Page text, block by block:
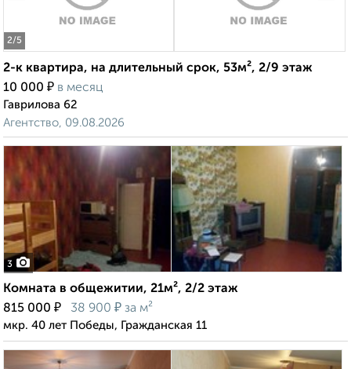
2/5
2-к квартира, на длительный срок, 53м², 2/9 этаж
10 000 ₽ в месяц
Гаврилова 62
Агентство, 09.08.2026
3
Комната в общежитии, 21м², 2/2 этаж
815 000 ₽ 38 900 ₽ за м²
мкр. 40 лет Победы, Гражданская 11